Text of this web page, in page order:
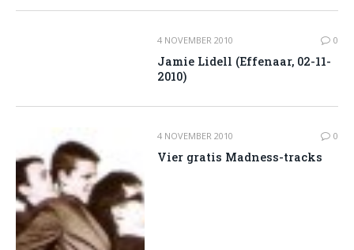
4 NOVEMBER 2010 0
Jamie Lidell (Effenaar, 02-11-
2010)
4 NOVEMBER 2010 0
Vier gratis Madness-tracks